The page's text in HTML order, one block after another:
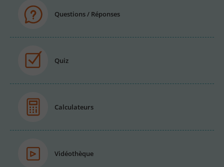
Questions / Réponses
Quiz
Calculateurs
Vidéothèque